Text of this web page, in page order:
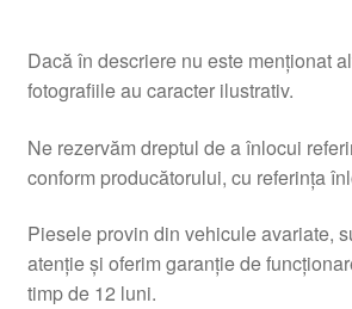
Dacă în descriere nu este menționat
fotografiile au caracter ilustrativ.
Ne rezervăm dreptul de a înlocui
conform producătorului, cu referința
Piesele provin din vehicule avariate,
atenție și oferim garanție de
timp de 12 luni.